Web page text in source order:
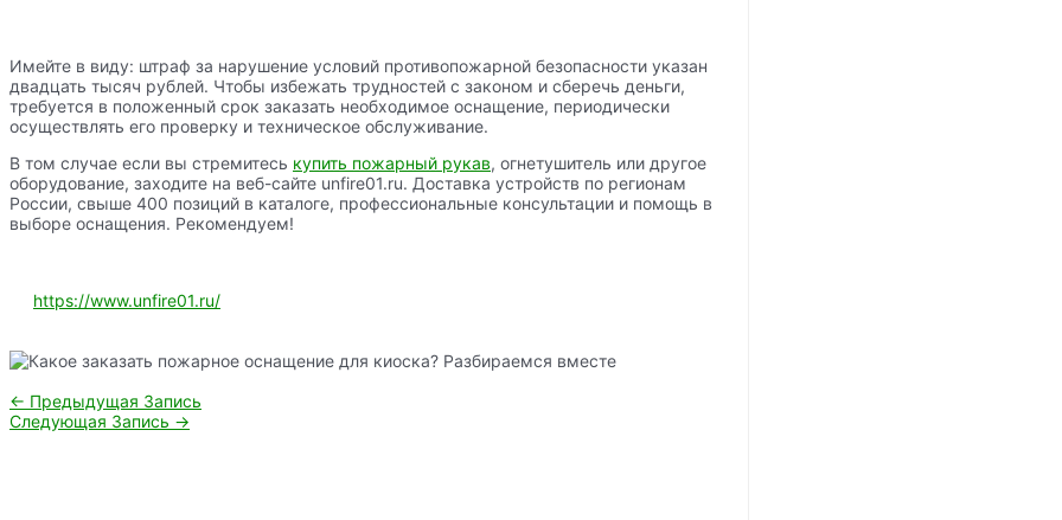
Имейте в виду: штраф за нарушение условий противопожарной безопасности указан
двадцать тысяч рублей. Чтобы избежать трудностей с законом и сберечь деньги,
требуется в положенный срок заказать необходимое оснащение, периодически
осуществлять его проверку и техническое обслуживание.
В том случае если вы стремитесь купить пожарный рукав, огнетушитель или другое
оборудование, заходите на веб-сайте unfire01.ru. Доставка устройств по регионам
России, свыше 400 позиций в каталоге, профессиональные консультации и помощь в
выборе оснащения. Рекомендуем!
https://www.unfire01.ru/
Навигация
по
← Предыдущая Запись
Следующая Запись →